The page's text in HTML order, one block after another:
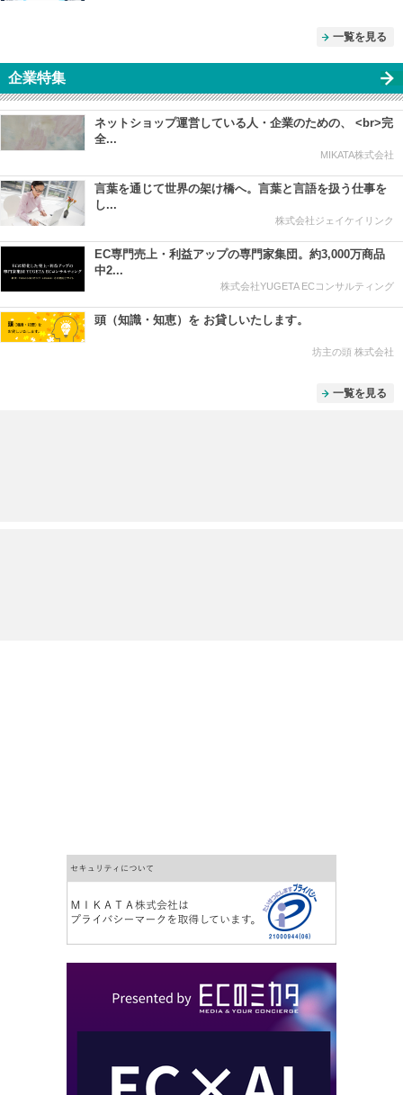
一覧を見る
企業特集
ネットショップ運営している人・企業のための、 <br>完
全...
MIKATA株式会社
言葉を通じて世界の架け橋へ。言葉と言語を扱う仕事を
し...
株式会社ジェイケイリンク
EC専門売上・利益アップの専門家集団。約3,000万商品
中2...
株式会社YUGETA ECコンサルティング
頭（知識・知恵）を お貸しいたします。
坊主の頭 株式会社
一覧を見る